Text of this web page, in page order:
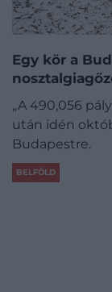
Egy kör a
„A 490,056
után idén
Budapestre.
BELFÖLD